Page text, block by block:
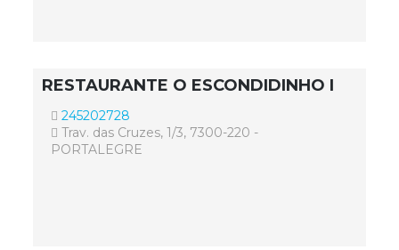
RESTAURANTE O ESCONDIDINHO I
245202728
Trav. das Cruzes, 1/3, 7300-220 -
PORTALEGRE